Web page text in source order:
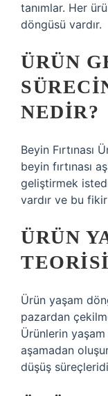
tanımlar. Her
döngüsü vardır.
ÜRÜN
NEDIR?
Beyin Fırtınası
beyin fırtınası
geliştirmek
vardır ve bu
ÜRÜN
Ürün yaşam
pazardan
Ürünlerin
aşamadan
düşüş